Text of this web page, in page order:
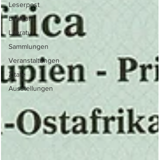
Leserpost
Lexikon
Literatur
Sammlungen
Veranstaltungen
Zitate
Ausstellungen